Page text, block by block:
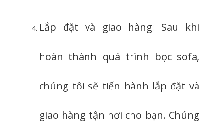
Lắp đặt và giao hàng: Sau khi
hoàn thành quá trình bọc sofa,
chúng tôi sẽ tiến hành lắp đặt và
giao hàng tận nơi cho bạn. Chúng